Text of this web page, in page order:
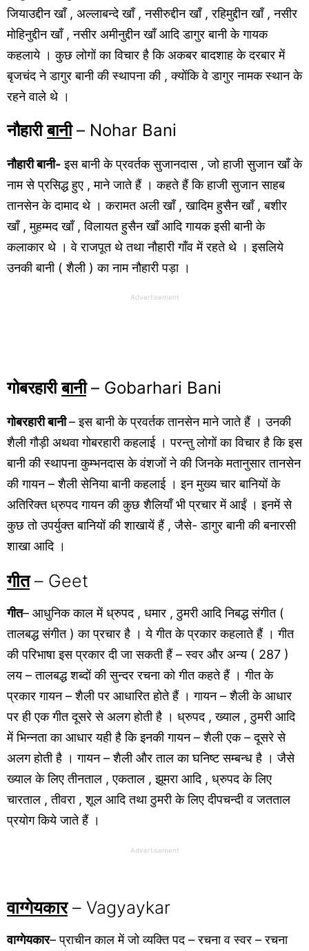
जियाउद्दीन खाँ , अल्लाबन्दे खाँ , नसीरुद्दीन खाँ , रहिमुद्दीन खाँ , नसीर
मोहिनुद्दीन खाँ , नसीर अमीनुद्दीन खाँ आदि डागुर बानी के गायक
कहलाये । कुछ लोगों का विचार है कि अकबर बादशाह के दरबार में
बृजचंद ने डागुर बानी की स्थापना की , क्योंकि वे डागुर नामक स्थान के
रहने वाले थे ।
नौहारी बानी– Nohar Bani
नौहारी बानी-इस बानी के प्रवर्तक सुजानदास , जो हाजी सुजान खाँ के
नाम से प्रसिद्ध हुए , माने जाते हैं । कहते हैं कि हाजी सुजान साहब
तानसेन के दामाद थे । करामत अली खाँ , खादिम हुसैन खाँ , बशीर
खाँ , मुहम्मद खाँ , विलायत हुसैन खाँ आदि गायक इसी बानी के
कलाकार थे । वे राजपूत थे तथा नौहारी गाँव में रहते थे । इसलिये
उनकी बानी ( शैली ) का नाम नौहारी पड़ा ।
Advertisement
गोबरहारी बानी– Gobarhari Bani
गोबरहारी बानी– इस बानी के प्रवर्तक तानसेन माने जाते हैं । उनकी
शैली गौड़ी अथवा गोबरहारी कहलाई । परन्तु लोगों का विचार है कि इस
बानी की स्थापना कुम्भनदास के वंशजों ने की जिनके मतानुसार तानसेन
की गायन – शैली सेनिया बानी कहलाई । इन मुख्य चार बानियों के
अतिरिक्त ध्रुपद गायन की कुछ शैलियाँ भी प्रचार में आईं । इनमें से
कुछ तो उपर्युक्त बानियों की शाखायें हैं , जैसे- डागुर बानी की बनारसी
शाखा आदि ।
गीत– Geet
गीत– आधुनिक काल में ध्रुपद , धमार , ठुमरी आदि निबद्ध संगीत (
तालबद्ध संगीत ) का प्रचार है । ये गीत के प्रकार कहलाते हैं । गीत
की परिभाषा इस प्रकार दी जा सकती हैं – स्वर और अन्य ( 287 )
लय – तालबद्ध शब्दों की सुन्दर रचना को गीत कहते हैं । गीत के
प्रकार गायन – शैली पर आधारित होते हैं । गायन – शैली के आधार
पर ही एक गीत दूसरे से अलग होती है । ध्रुपद , ख्याल , ठुमरी आदि
में भिन्नता का आधार यही है कि इनकी गायन – शैली एक – दूसरे से
अलग होती है । गायन – शैली और ताल का घनिष्ट सम्बन्ध है । जैसे
ख्याल के लिए तीनताल , एकताल , झूमरा आदि , ध्रुपद के लिए
चारताल , तीवरा , शूल आदि तथा ठुमरी के लिए दीपचन्दी व जतताल
प्रयोग किये जाते हैं ।
Advertisement
वाग्गेयकार– Vagyaykar
वाग्गेयकार– प्राचीन काल में जो व्यक्ति पद – रचना व स्वर – रचना